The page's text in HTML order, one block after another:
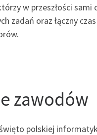
w przeszłości
zadań oraz łączny
zawodów
polskiej